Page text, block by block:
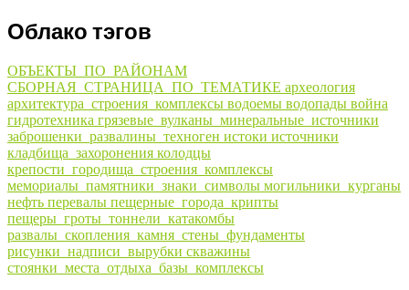
Облако тэгов
ОБЪЕКТЫ_ПО_РАЙОНАМ
СБОРНАЯ_СТРАНИЦА_ПО_ТЕМАТИКЕ археология
архитектура_строения_комплексы водоемы водопады война
гидротехника грязевые_вулканы_минеральные_источники
заброшенки_развалины_техноген истоки источники
кладбища_захоронения колодцы
крепости_городища_строения_комплексы
мемориалы_памятники_знаки_символы могильники_курганы
нефть перевалы пещерные_города_крипты
пещеры_гроты_тоннели_катакомбы
развалы_скопления_камня_стены_фундаменты
рисунки_надписи_вырубки скважины
стоянки_места_отдыха_базы_комплексы